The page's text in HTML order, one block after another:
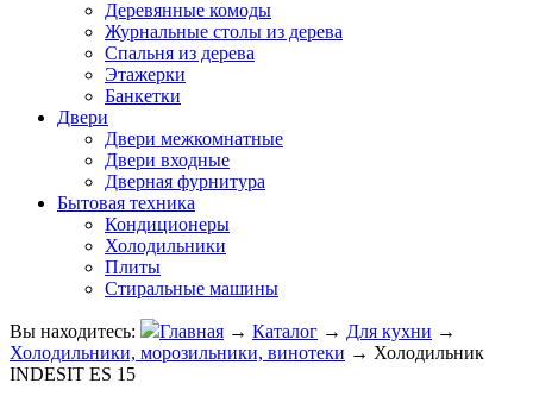
Деревянные комоды
Журнальные столы из дерева
Спальня из дерева
Этажерки
Банкетки
Двери
Двери межкомнатные
Двери входные
Дверная фурнитура
Бытовая техника
Кондиционеры
Холодильники
Плиты
Стиральные машины
Вы находитесь: Главная → Каталог → Для кухни →
Холодильники, морозильники, винотеки → Холодильник
INDESIT ES 15